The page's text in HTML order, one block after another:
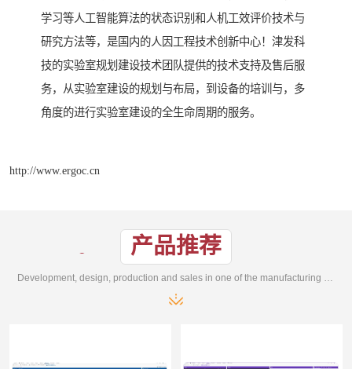
学习等人工智能算法的状态识别和人机工效评价技术与
研究方法等，是国内的人因工程技术创新中心！津发科
技的实验室规划建设技术团队提供的技术支持及售后服
务，从实验室建设的规划与布局，到设备的培训与，多
角度的进行实验室建设的全生命周期的服务。
http://www.ergoc.cn
产品推荐
Development, design, production and sales in one of the manufacturing enterprises